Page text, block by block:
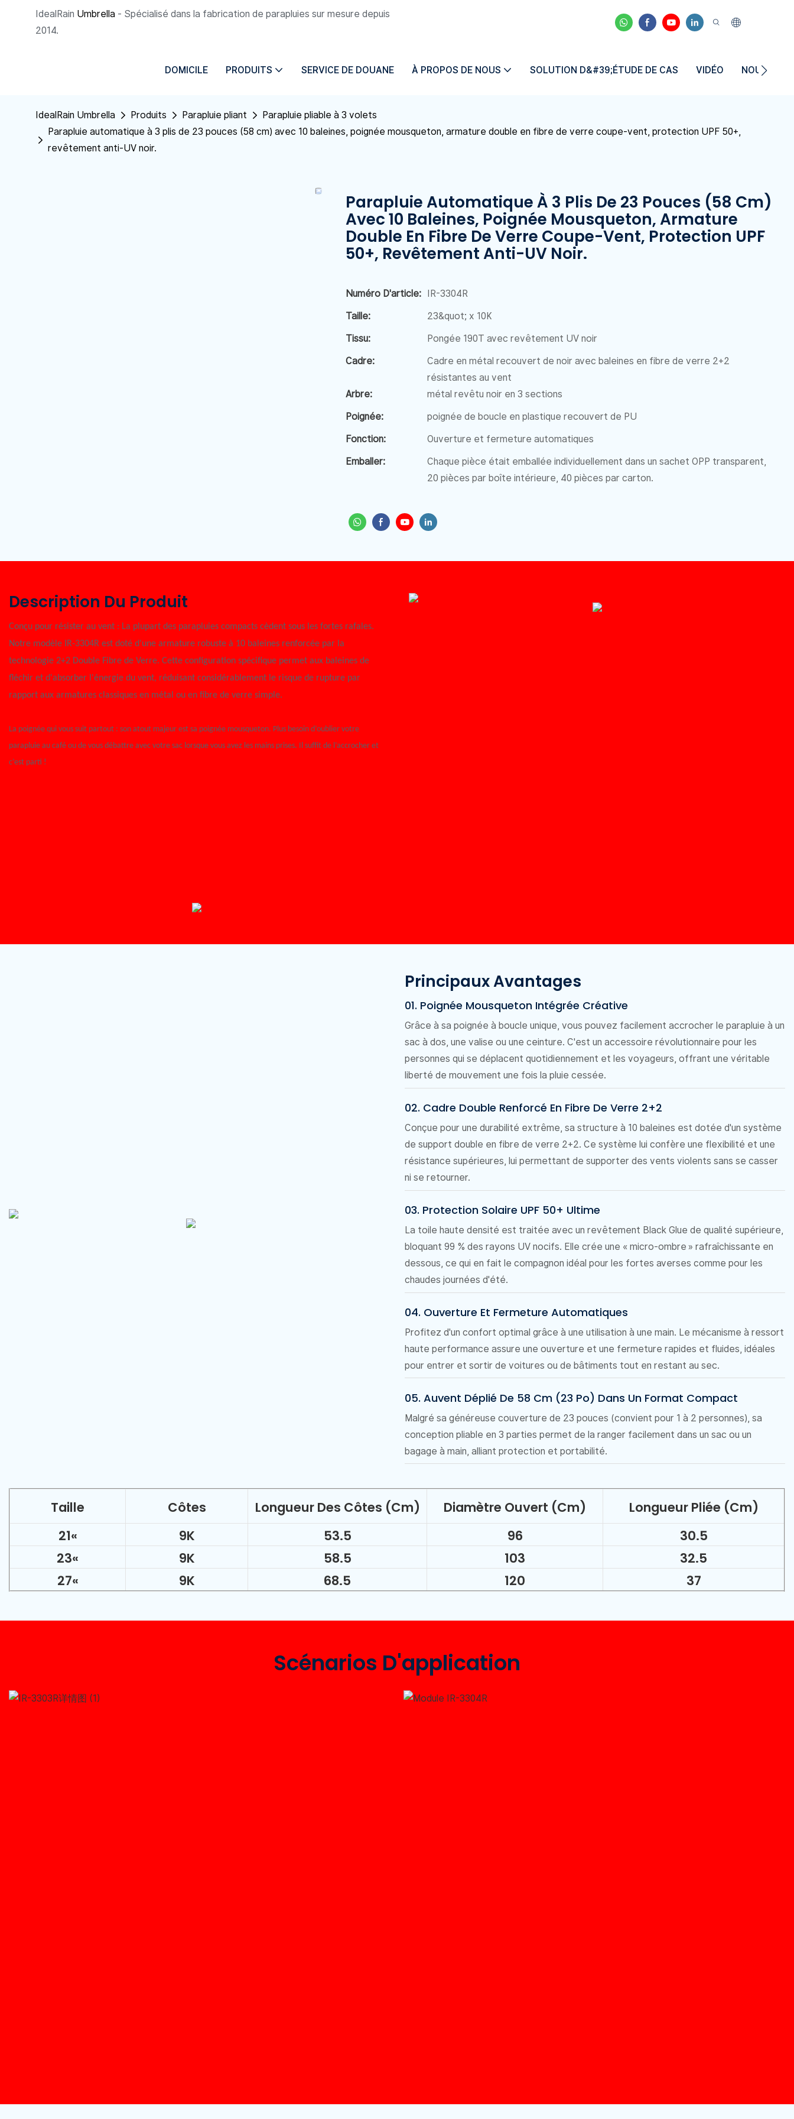
IdealRain Umbrella - Spécialisé dans la fabrication de parapluies sur mesure depuis
2014.
DOMICILE PRODUITS SERVICE DE DOUANE À PROPOS DE NOUS SOLUTION D&#39;ÉTUDE DE CAS VIDÉO
IdealRain Umbrella Produits Parapluie pliant
Parapluie pliable à 3 volets
Parapluie automatique à 3 plis de 23 pouces (58 cm) avec 10 baleines, poignée mousqueton, armature double en fibre de verre coupe-vent, protection UPF 50+,
revêtement anti-UV noir.
Parapluie Automatique À 3 Plis De 23 Pouces (58 Cm)
Avec 10 Baleines, Poignée Mousqueton, Armature
Double En Fibre De Verre Coupe-Vent, Protection UPF
50+, Revêtement Anti-UV Noir.
Numéro D'article: IR-3304R
Taille:
23&quot; x 10K
Tissu:
Pongée 190T avec revêtement UV noir
Cadre:
Cadre en métal recouvert de noir avec baleines en fibre de verre 2+2
résistantes au vent
Arbre:
métal revêtu noir en 3 sections
Poignée:
poignée de boucle en plastique recouvert de PU
Fonction:
Ouverture et fermeture automatiques
Emballer:
Chaque pièce était emballée individuellement dans un sachet OPP transparent,
20 pièces par boîte intérieure, 40 pièces par carton.
Description Du Produit
Conçu pour résister au vent : La plupart des parapluies compacts cèdent sous les fortes rafales.
Notre modèle IR-3304R est doté d'une armature robuste à 10 baleines renforcée par la
technologie 2+2 Double Fibre de Verre. Cette configuration spécifique permet aux baleines de
fléchir et d'absorber l'énergie du vent, réduisant considérablement le risque de rupture par
rapport aux armatures classiques en métal ou en fibre de verre simple.
La poignée qui vous suit partout : son atout majeur est sa poignée mousqueton. Plus besoin d’oublier votre
parapluie au café ou de vous débattre avec votre sac lorsque vous avez les mains prises. Il suffit de l’accrocher et
c’est parti !
Principaux Avantages
01. Poignée Mousqueton Intégrée Créative
Grâce à sa poignée à boucle unique, vous pouvez facilement accrocher le parapluie à un
sac à dos, une valise ou une ceinture. C'est un accessoire révolutionnaire pour les
personnes qui se déplacent quotidiennement et les voyageurs, offrant une véritable
liberté de mouvement une fois la pluie cessée.
02. Cadre Double Renforcé En Fibre De Verre 2+2
Conçue pour une durabilité extrême, sa structure à 10 baleines est dotée d'un système
de support double en fibre de verre 2+2. Ce système lui confère une flexibilité et une
résistance supérieures, lui permettant de supporter des vents violents sans se casser
ni se retourner.
03. Protection Solaire UPF 50+ Ultime
La toile haute densité est traitée avec un revêtement Black Glue de qualité supérieure,
bloquant 99 % des rayons UV nocifs. Elle crée une « micro-ombre » rafraîchissante en
dessous, ce qui en fait le compagnon idéal pour les fortes averses comme pour les
chaudes journées d'été.
04. Ouverture Et Fermeture Automatiques
Profitez d'un confort optimal grâce à une utilisation à une main. Le mécanisme à ressort
haute performance assure une ouverture et une fermeture rapides et fluides, idéales
pour entrer et sortir de voitures ou de bâtiments tout en restant au sec.
05. Auvent Déplié De 58 Cm (23 Po) Dans Un Format Compact
Malgré sa généreuse couverture de 23 pouces (convient pour 1 à 2 personnes), sa
conception pliable en 3 parties permet de la ranger facilement dans un sac ou un
bagage à main, alliant protection et portabilité.
Taille Côtes Longueur Des Côtes (cm) Diamètre Ouvert (cm)
Longueur Pliée (cm)
21« 9K 53.5 96
30.5
23« 9K 58.5 103
32.5
27« 9K 68.5 120 37
Scénarios D'application